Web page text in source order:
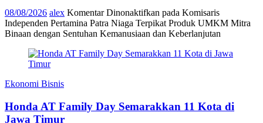
08/08/2026 alex Komentar Dinonaktifkan pada Komisaris
Independen Pertamina Patra Niaga Terpikat Produk UMKM Mitra
Binaan dengan Sentuhan Kemanusiaan dan Keberlanjutan
Ekonomi Bisnis
Honda AT Family Day Semarakkan 11 Kota di
Jawa Timur